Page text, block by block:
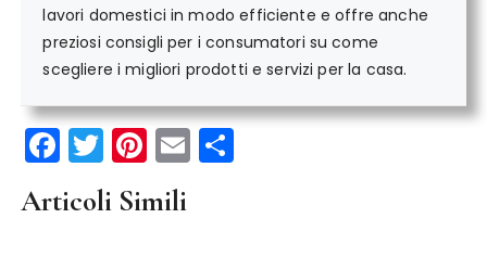
lavori domestici in modo efficiente e offre anche
preziosi consigli per i consumatori su come
scegliere i migliori prodotti e servizi per la casa.
F
a
c
T
w
it
Pi
n
te
E
m
Articoli Simili